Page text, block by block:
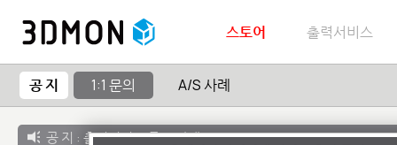
스토어 출력서비스
공 지 1:1 문의 A/S 사례
공 지 : 출력서비스 종료 안내